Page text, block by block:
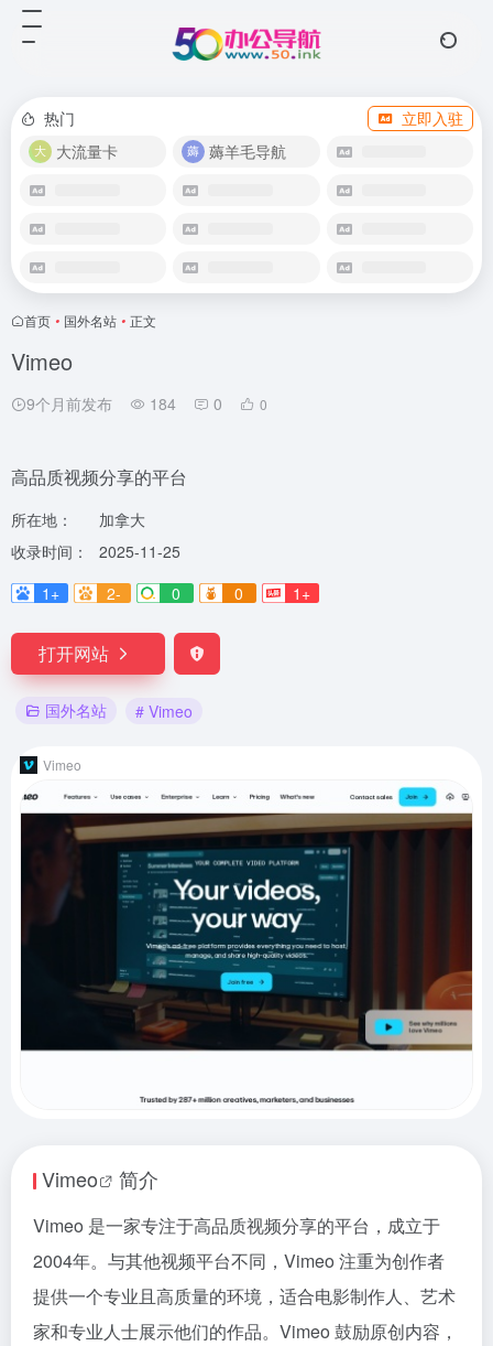
热门
立即入驻
大流量卡
薅羊毛导航
首页 • 国外名站 • 正文
Vimeo
9个月前发布 184 0 0
高品质视频分享的平台
所在地：
加拿大
收录时间：
2025-11-25
1+
2- 0 0 1+
打开网站
国外名站 # Vimeo
Vimeo
Vimeo 简介
Vimeo 是一家专注于高品质视频分享的平台，成立于
2004年。与其他视频平台不同，Vimeo 注重为创作者
提供一个专业且高质量的环境，适合电影制作人、艺术
家和专业人士展示他们的作品。Vimeo 鼓励原创内容，